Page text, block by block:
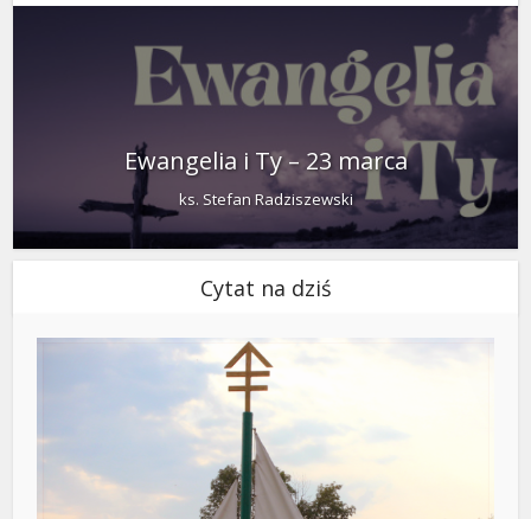
Ewangelia i Ty – 23 marca
ks. Stefan Radziszewski
Cytat na dziś